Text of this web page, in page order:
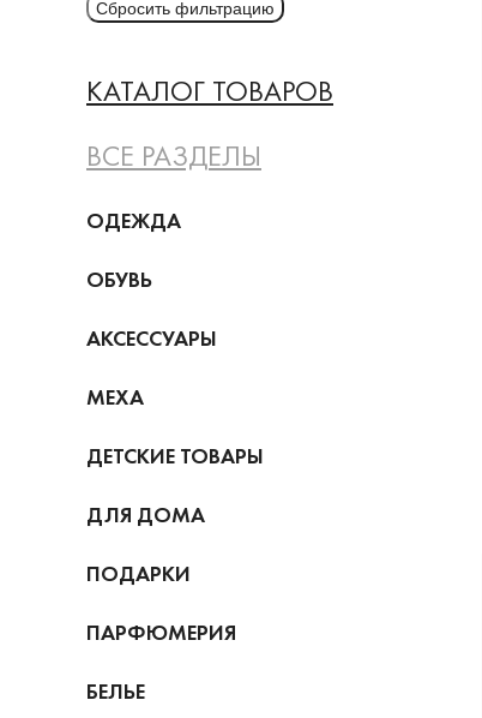
КАТАЛОГ ТОВАРОВ
ВСЕ РАЗДЕЛЫ
ОДЕЖДА
ОБУВЬ
АКСЕССУАРЫ
МЕХА
ДЕТСКИЕ ТОВАРЫ
ДЛЯ ДОМА
ПОДАРКИ
ПАРФЮМЕРИЯ
БЕЛЬЕ